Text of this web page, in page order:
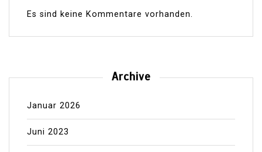
Es sind keine Kommentare vorhanden.
Archive
Januar 2026
Juni 2023